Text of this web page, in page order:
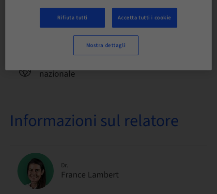
Corso teorico
nazionale
Informazioni sul relatore
Dr.
France Lambert
Rifiuta tutti Accetta tutti i cookie
Mostra dettagli